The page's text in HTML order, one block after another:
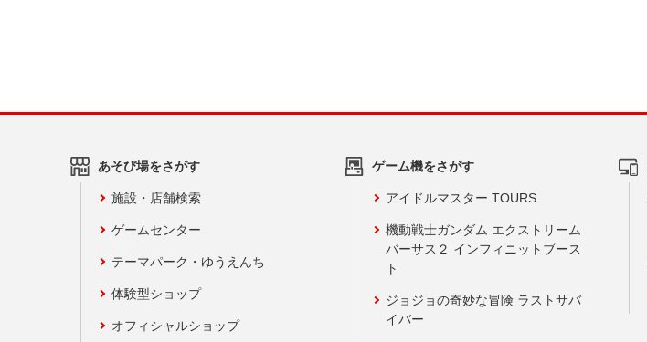
あそび場をさがす
施設・店舗検索
ゲームセンター
テーマパーク・ゆうえんち
体験型ショップ
オフィシャルショップ
ゲーム機をさがす
アイドルマスター TOURS
機動戦士ガンダム エクストリーム
バーサス２ インフィニットブース
ト
ジョジョの奇妙な冒険 ラストサバ
イバー